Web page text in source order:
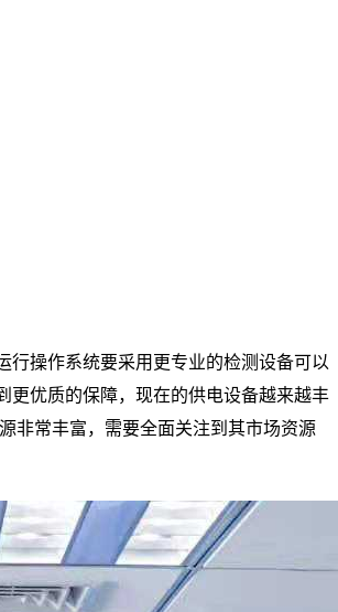
行操作系统要采用更专业的检测设备可以
更优质的保障，现在的供电设备越来越丰
非常丰富，需要全面关注到其市场资源